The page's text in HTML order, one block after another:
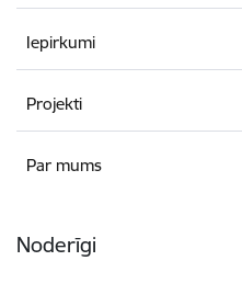
Iepirkumi
Projekti
Par mums
Noderīgi